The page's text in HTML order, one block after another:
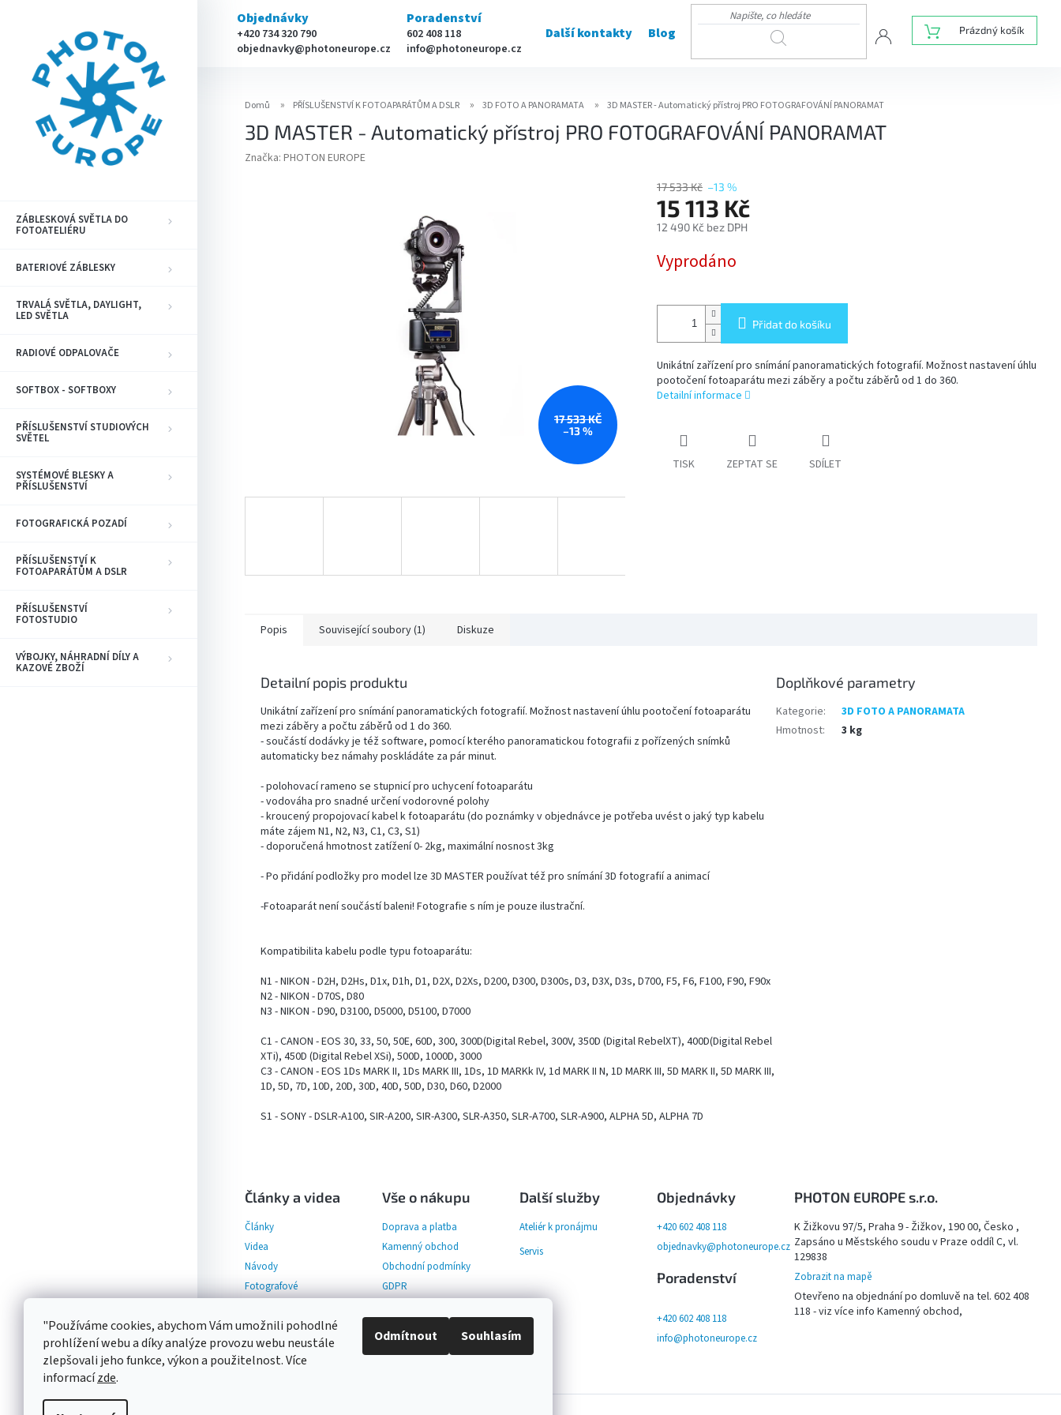
"Používáme cookies, abychom Vám umožnili pohodlné
prohlížení webu a díky analýze provozu webu neustále
zlepšovali jeho funkce, výkon a použitelnost. Více
informacízde.
Odmítnout Souhlasím
Objednávky
+420 734 320 790
objednavky@photoneurope.cz
Poradenství
602 408 118
info@photoneurope.cz
Další kontakty Blog HLEDAT
NÁKUPNÍ
KOŠÍK
Prázdný košík
ZÁBLESKOVÁ SVĚTLA DO
FOTOATELIÉRU
BATERIOVÉ ZÁBLESKY
TRVALÁ SVĚTLA, DAYLIGHT,
LED SVĚTLA
RADIOVÉ ODPALOVAČE
SOFTBOX - SOFTBOXY
PŘÍSLUŠENSTVÍ STUDIOVÝCH
SVĚTEL
SYSTÉMOVÉ BLESKY A
PŘÍSLUŠENSTVÍ
FOTOGRAFICKÁ POZADÍ
PŘÍSLUŠENSTVÍ K
FOTOAPARÁTŮM A DSLR
PŘÍSLUŠENSTVÍ
FOTOSTUDIO
VÝBOJKY, NÁHRADNÍ DÍLY A
KAZOVÉ ZBOŽÍ
Domů PŘÍSLUŠENSTVÍ K FOTOAPARÁTŮM A DSLR 3D FOTO A PANORAMATA 3D MASTER - Automatický přístroj PRO FOTOGRAFOVÁNÍ PANORAMAT
3D MASTER - Automatický přístroj PRO FOTOGRAFOVÁNÍ PANORAMAT
Značka: PHOTON EUROPE
17 533 KČ
–13 %
17 533 Kč –13 %
15 113 Kč
12 490 Kč bez DPH
cena:
Vyprodáno
Přidat do košíku
Unikátní zařízení pro snímání panoramatických fotografií. Možnost nastavení úhlu
pootočení fotoaparátu mezi záběry a počtu záběrů od 1 do 360.
Detailní informace
TISK ZEPTAT SE SDÍLET
Popis Související soubory (1) Diskuze
Detailní popis produktu
Unikátní zařízení pro snímání panoramatických fotografií. Možnost nastavení úhlu pootočení fotoaparátu
mezi záběry a počtu záběrů od 1 do 360.
- součástí dodávky je též software, pomocí kterého panoramatickou fotografii z pořízených snímků
automaticky bez námahy poskládáte za pár minut.
- polohovací rameno se stupnicí pro uchycení fotoaparátu
- vodováha pro snadné určení vodorovné polohy
- kroucený propojovací kabel k fotoaparátu (do poznámky v objednávce je potřeba uvést o jaký typ kabelu
máte zájem N1, N2, N3, C1, C3, S1)
- doporučená hmotnost zatížení 0- 2kg, maximální nosnost 3kg
- Po přidání podložky pro model lze 3D MASTER používat též pro snímání 3D fotografií a animací
-Fotoaparát není součástí baleni! Fotografie s ním je pouze ilustrační.
Kompatibilita kabelu podle typu fotoaparátu:
N1 - NIKON - D2H, D2Hs, D1x, D1h, D1, D2X, D2Xs, D200, D300, D300s, D3, D3X, D3s, D700, F5, F6, F100, F90, F90x
N2 - NIKON - D70S, D80
N3 - NIKON - D90, D3100, D5000, D5100, D7000
C1 - CANON - EOS 30, 33, 50, 50E, 60D, 300, 300D(Digital Rebel, 300V, 350D (Digital RebelXT), 400D(Digital Rebel
XTi), 450D (Digital Rebel XSi), 500D, 1000D, 3000
C3 - CANON - EOS 1Ds MARK II, 1Ds MARK III, 1Ds, 1D MARKk IV, 1d MARK II N, 1D MARK III, 5D MARK II, 5D MARK III,
1D, 5D, 7D, 10D, 20D, 30D, 40D, 50D, D30, D60, D2000
S1 - SONY - DSLR-A100, SIR-A200, SIR-A300, SLR-A350, SLR-A700, SLR-A900, ALPHA 5D, ALPHA 7D
Doplňkové parametry
Kategorie:
3D FOTO A PANORAMATA
Hmotnost: 3 kg
Články a videa
Články
Videa
Návody
Fotografové
Vše o nákupu
Doprava a platba
Kamenný obchod
Obchodní podmínky
GDPR
Další služby
Ateliér k pronájmu
Servis
Objednávky
+420 602 408 118
objednavky@photoneurope.cz
Poradenství
+420 602 408 118
info@photoneurope.cz
PHOTON EUROPE s.r.o.
K Žižkovu 97/5, Praha 9 - Žižkov, 190 00, Česko ,
Zapsáno u Městského soudu v Praze oddíl C, vl.
129838
Zobrazit na mapě
Otevřeno na objednání po domluvě na tel. 602 408
118 - viz více info Kamenný obchod,